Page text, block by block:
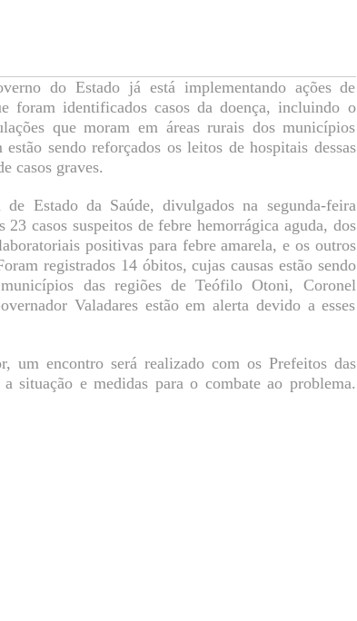
do Estado já está implementando ações de
foram identificados casos da doença, incluindo o
que moram em áreas rurais dos municípios
sendo reforçados os leitos de hospitais dessas
casos graves.
de Estado da Saúde, divulgados na segunda-feira
23 casos suspeitos de febre hemorrágica aguda, dos
positivas para febre amarela, e os outros
registrados 14 óbitos, cujas causas estão sendo
das regiões de Teófilo Otoni, Coronel
Valadares estão em alerta devido a esses
um encontro será realizado com os Prefeitos das
situação e medidas para o combate ao problema.